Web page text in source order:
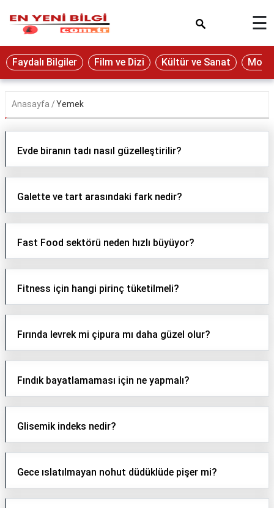
Sağlık
Spor
Yaşam
Blog
☰
Faydalı Bilgiler Film ve Dizi Kültür ve Sanat
Anasayfa Yemek
Evde biranın tadı nasıl güzelleştirilir?
Galette ve tart arasındaki fark nedir?
Fast Food sektörü neden hızlı büyüyor?
Fitness için hangi pirinç tüketilmeli?
Fırında levrek mi çipura mı daha güzel olur?
Fındık bayatlamaması için ne yapmalı?
Glisemik indeks nedir?
Gece ıslatılmayan nohut düdüklüde pişer mi?